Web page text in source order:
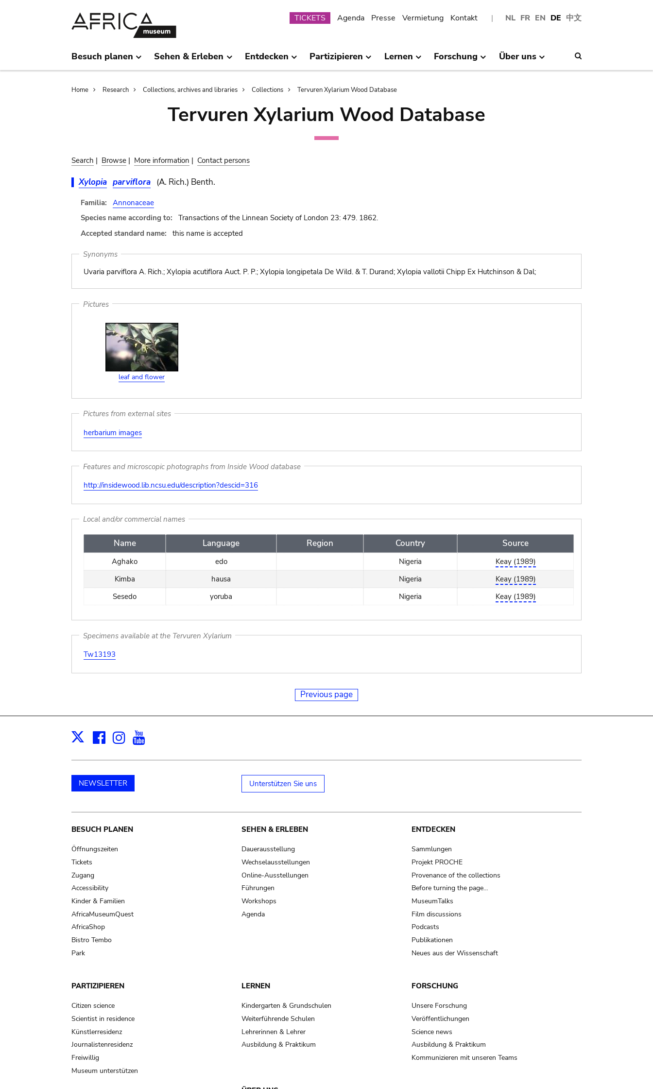
NL FR EN DE 中文
Submenu
TICKETS Agenda Presse Vermietung Kontakt
Besuch planen Sehen & Erleben Entdecken Partizipieren Lernen Forschung Über uns
Breadcrumb
Home Research Collections, archives and libraries Collections Tervuren Xylarium Wood Database
Tervuren Xylarium Wood Database
Search | Browse | More information | Contact persons
Xylopia parviflora (A. Rich.) Benth.
Familia:
Annonaceae
Species name according to:
Transactions of the Linnean Society of London 23: 479. 1862.
Accepted standard name:
this name is accepted
Synonyms
Uvaria parviflora A. Rich.; Xylopia acutiflora Auct. P. P.; Xylopia longipetala De Wild. & T. Durand; Xylopia vallotii Chipp Ex Hutchinson & Dal;
Pictures
leaf and flower
Pictures from external sites
herbarium images
Features and microscopic photographs from Inside Wood database
http://insidewood.lib.ncsu.edu/description?descid=316
Local and/or commercial names
Name Language Region Country Source
Aghako edo Nigeria
Keay (1989)
Kimba
hausa Nigeria
Keay (1989)
Sesedo
yoruba Nigeria Keay (1989)
Specimens available at the Tervuren Xylarium
Tw13193
Previous page
X Facebook
Instagram
NEWSLETTER Unterstützen Sie uns
Main
navigation
BESUCH PLANEN
Öffnungszeiten
Tickets
Zugang
Accessibility
Kinder & Familien
AfricaMuseumQuest
AfricaShop
Bistro Tembo
Park
SEHEN & ERLEBEN
Dauerausstellung
Wechselausstellungen
Online-Ausstellungen
Führungen
Workshops
Agenda
ENTDECKEN
Sammlungen
Projekt PROCHE
Provenance of the collections
Before turning the page…
MuseumTalks
Film discussions
Podcasts
Publikationen
Neues aus der Wissenschaft
PARTIZIPIEREN
Citizen science
Scientist in residence
Künstlerresidenz
Journalistenresidenz
Freiwillig
Museum unterstützen
LERNEN
Kindergarten & Grundschulen
Weiterführende Schulen
Lehrerinnen & Lehrer
Ausbildung & Praktikum
FORSCHUNG
Unsere Forschung
Veröffentlichungen
Science news
Ausbildung & Praktikum
Kommunizieren mit unseren Teams